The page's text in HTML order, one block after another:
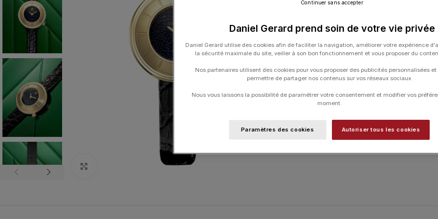
Catégories : HORLOGERIE, Lady Volante
Daniel Gerard prend soin de votre vie privée
Daniel Gerard utilise des cookies afin de faciliter la navigation, améliorer votre expérience
la sécurité maximale du site, veiller à son bon fonctionnement et vous proposer du
Nos partenaires utilisent des cookies pour vous proposer des publicités personnalisées et
permettre de partager nos contenus sur vos réseaux sociaux.
Nous vous laissons la possibilité de paramétrer votre consentement et modifier vos
moment.
Paramètres des cookies Autoriser tous les cookies
Continuer sans accepter